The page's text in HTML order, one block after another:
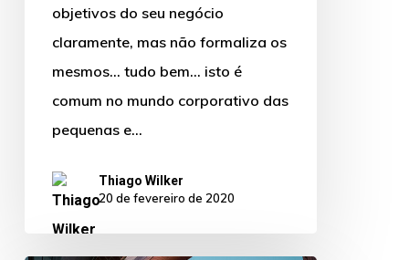
objetivos do seu negócio
claramente, mas não formaliza os
mesmos… tudo bem… isto é
comum no mundo corporativo das
pequenas e…
Thiago Wilker
20 de fevereiro de 2020